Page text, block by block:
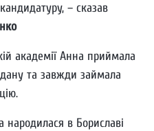
– сказав
академії Анна приймала
та завжди займала
народилася в Бориславі